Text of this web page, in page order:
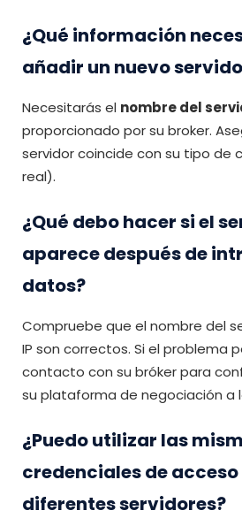
¿Qué información
añadir un nuevo
Necesitarás el nombre del
proporcionado por su broker.
servidor coincide con su tipo de
real).
¿Qué debo hacer si el
aparece después de
datos?
Compruebe que el nombre del
IP son correctos. Si el problema
contacto con su bróker para
su plataforma de negociación a
¿Puedo utilizar las
credenciales de
diferentes servidores?